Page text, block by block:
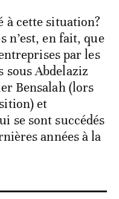
à cette situation?
n’est, en fait, que
par les
sous Abdelaziz
Bensalah (lors
et
se sont succédés
années à la